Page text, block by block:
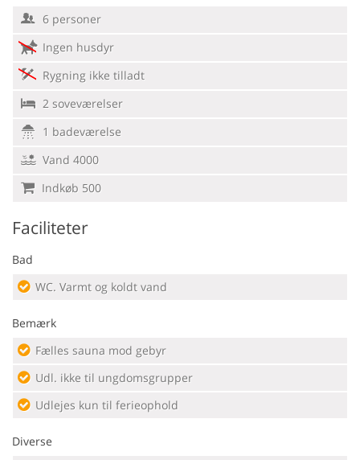
6 personer
Ingen husdyr
Rygning ikke tilladt
2 soveværelser
1 badeværelse
Vand 4000
Indkøb 500
Faciliteter
Bad
WC. Varmt og koldt vand
Bemærk
Fælles sauna mod gebyr
Udl. ikke til ungdomsgrupper
Udlejes kun til ferieophold
Diverse